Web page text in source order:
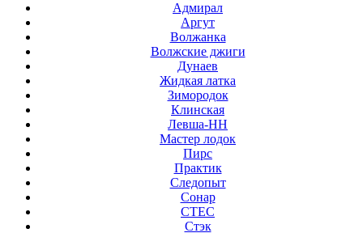
Адмирал
Аргут
Волжанка
Волжские джиги
Дунаев
Жидкая латка
Зимородок
Клинская
Левша-НН
Мастер лодок
Пирс
Практик
Следопыт
Сонар
СТЕС
Стэк